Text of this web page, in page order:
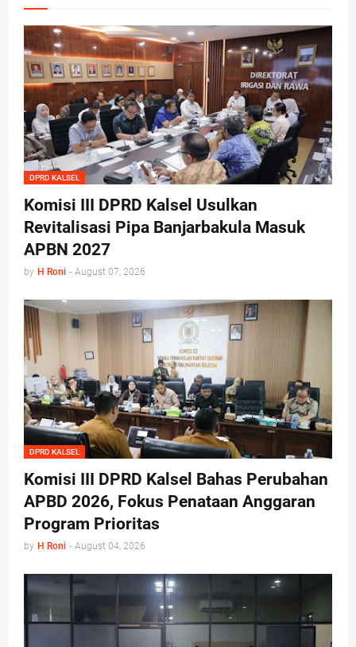
DPRD KALSEL
Komisi III DPRD Kalsel Usulkan
Revitalisasi Pipa Banjarbakula Masuk
APBN 2027
by H Roni - August 07, 2026
DPRD KALSEL
Komisi III DPRD Kalsel Bahas Perubahan
APBD 2026, Fokus Penataan Anggaran
Program Prioritas
by H Roni - August 04, 2026